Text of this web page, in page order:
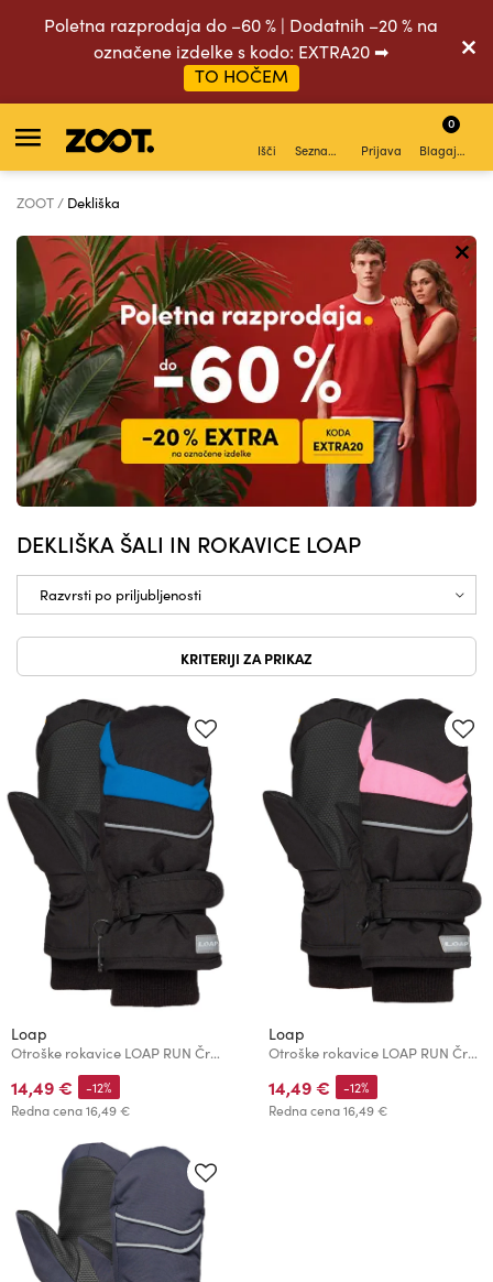
Poletna razprodaja do –60 % | Dodatnih –20 % na
označene izdelke s kodo: EXTRA20 ➡
TO HOČEM
Išči Seznam želja Prijava Blagajna
0
ZOOT Dekliška
DEKLIŠKA ŠALI IN ROKAVICE LOAP
KRITERIJI ZA PRIKAZ
Loap
Otroške rokavice LOAP RUN Črna/Modra
14,49 €
Redna cena16,49 €
-12%
Loap
Otroške rokavice LOAP RUN Črna/Rožnata
14,49 €
Redna cena16,49 €
-12%